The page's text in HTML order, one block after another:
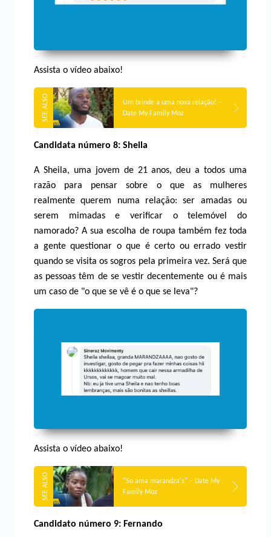
Assista o vídeo abaixo!
Um brinde a uma nova relação! –
Date My Family Moz
Candidata número 8: Sheila
A Sheila, uma jovem de 21 anos, deu a todos uma
razão para pensar sobre o que as mulheres
realmente querem numa relação: ser amadas ou
serem mimadas e verificar o telemóvel do
namorado? A sua escolha de roupa também fez toda
a gente questionar o que é certo ou errado vestir
quando se visita os sogros pela primeira vez. Será que
as pessoas têm de se vestir decentemente ou é mais
um caso de "o que se vê é o que se leva"?
Assista o vídeo abaixo!
"So ama marandza's" – Date My
Family Moz
Candidato número 9: Fernando